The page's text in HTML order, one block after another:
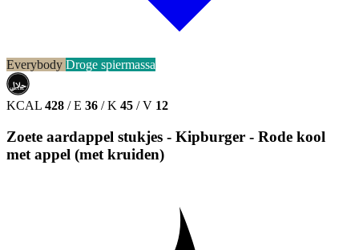
Everybody Droge spiermassa
حلال
HALAL
KCAL 428 / E 36 / K 45 / V 12
Zoete aardappel stukjes - Kipburger - Rode kool
met appel (met kruiden)